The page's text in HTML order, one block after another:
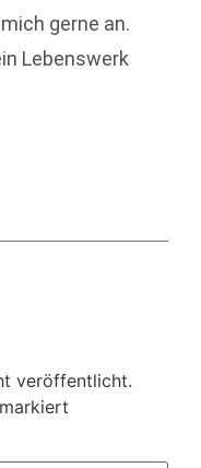
gerne an.
Lebenswerk
veröffentlicht.
markiert